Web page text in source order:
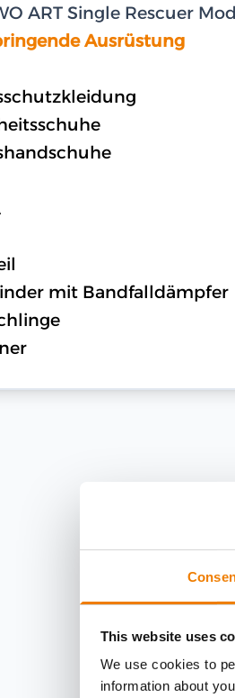
This website uses
We use cookies to
information about
ART Single Rescuer
Ausrüstung
mit Bandfalldämpfer